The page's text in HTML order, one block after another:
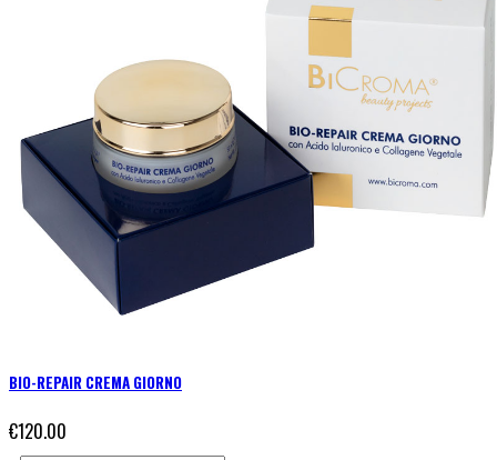
BIO-REPAIR CREMA GIORNO
€120.00